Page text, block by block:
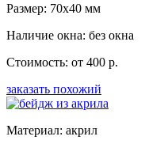
Размер: 70x40 мм
Наличие окна: без окна
Стоимость: от 400 р.
заказать похожий
Материал: акрил